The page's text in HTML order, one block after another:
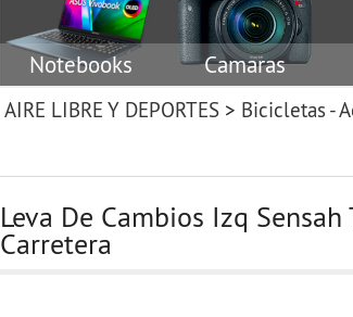
Notebooks Camaras
AIRE LIBRE Y DEPORTES > Bicicletas -
Leva De Cambios Izq
Carretera